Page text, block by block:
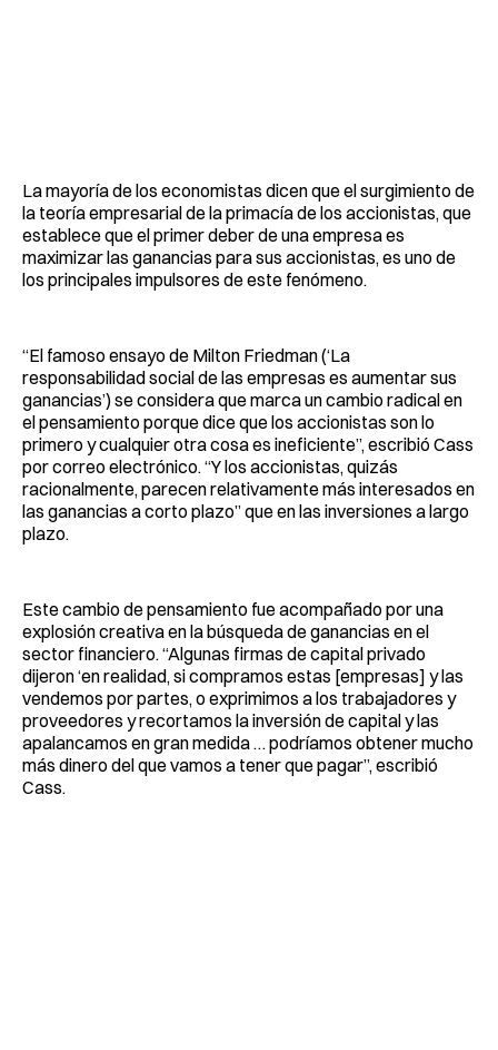
La mayoría de los economistas dicen que el surgimiento de
la teoría empresarial de la primacía de los accionistas, que
establece que el primer deber de una empresa es
maximizar las ganancias para sus accionistas, es uno de
los principales impulsores de este fenómeno.
“El famoso ensayo de Milton Friedman (‘La
responsabilidad social de las empresas es aumentar sus
ganancias’) se considera que marca un cambio radical en
el pensamiento porque dice que los accionistas son lo
primero y cualquier otra cosa es ineficiente”, escribió Cass
por correo electrónico. “Y los accionistas, quizás
racionalmente, parecen relativamente más interesados ​​en
las ganancias a corto plazo” que en las inversiones a largo
plazo.
Este cambio de pensamiento fue acompañado por una
explosión creativa en la búsqueda de ganancias en el
sector financiero. “Algunas firmas de capital privado
dijeron ‘en realidad, si compramos estas [empresas] y las
vendemos por partes, o exprimimos a los trabajadores y
proveedores y recortamos la inversión de capital y las
apalancamos en gran medida … podríamos obtener mucho
más dinero del que vamos a tener que pagar”, escribió
Cass.